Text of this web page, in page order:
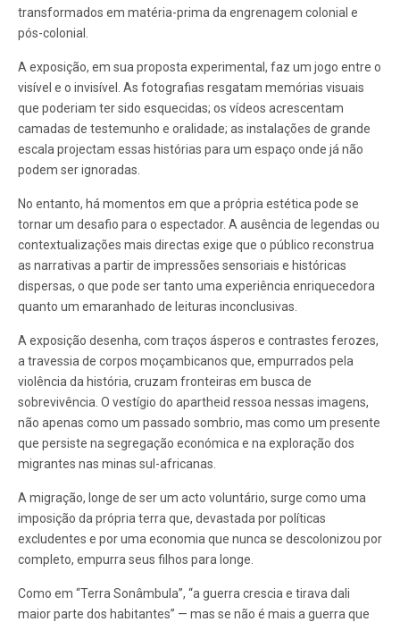
transformados em matéria-prima da engrenagem colonial e
pós-colonial.
A exposição, em sua proposta experimental, faz um jogo entre o
visível e o invisível. As fotografias resgatam memórias visuais
que poderiam ter sido esquecidas; os vídeos acrescentam
camadas de testemunho e oralidade; as instalações de grande
escala projectam essas histórias para um espaço onde já não
podem ser ignoradas.
No entanto, há momentos em que a própria estética pode se
tornar um desafio para o espectador. A ausência de legendas ou
contextualizações mais directas exige que o público reconstrua
as narrativas a partir de impressões sensoriais e históricas
dispersas, o que pode ser tanto uma experiência enriquecedora
quanto um emaranhado de leituras inconclusivas.
A exposição desenha, com traços ásperos e contrastes ferozes,
a travessia de corpos moçambicanos que, empurrados pela
violência da história, cruzam fronteiras em busca de
sobrevivência. O vestígio do apartheid ressoa nessas imagens,
não apenas como um passado sombrio, mas como um presente
que persiste na segregação económica e na exploração dos
migrantes nas minas sul-africanas.
A migração, longe de ser um acto voluntário, surge como uma
imposição da própria terra que, devastada por políticas
excludentes e por uma economia que nunca se descolonizou por
completo, empurra seus filhos para longe.
Como em “Terra Sonâmbula”, “a guerra crescia e tirava dali
maior parte dos habitantes” — mas se não é mais a guerra que